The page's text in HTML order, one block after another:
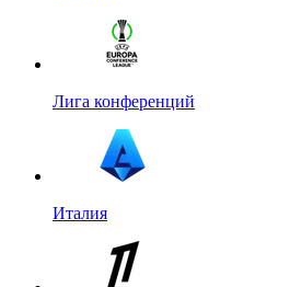
Лига конференций
Италия